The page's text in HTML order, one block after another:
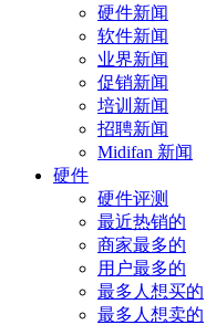
硬件新闻
软件新闻
业界新闻
促销新闻
培训新闻
招聘新闻
Midifan 新闻
硬件
硬件评测
最近热销的
商家最多的
用户最多的
最多人想买的
最多人想卖的